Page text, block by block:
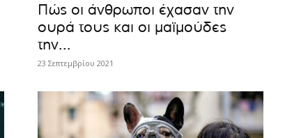
Πώς οι άνθρωποι έχασαν την
ουρά τους και οι μαϊμούδες
την...
23 Σεπτεμβρίου 2021